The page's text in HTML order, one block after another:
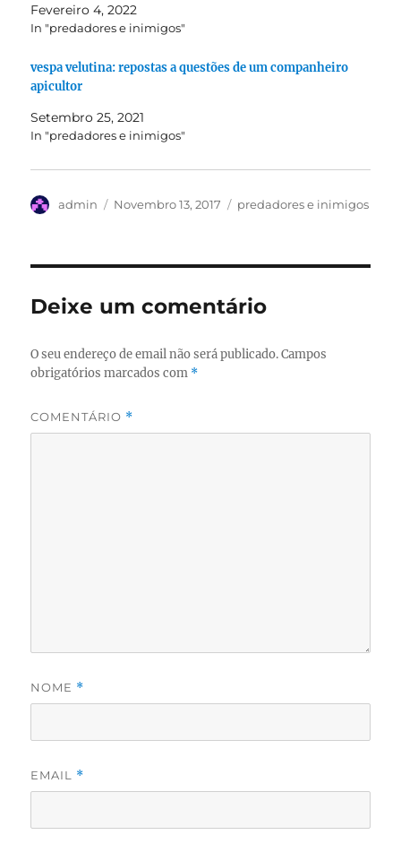
Fevereiro 4, 2022
In "predadores e inimigos"
vespa velutina: repostas a questões de um companheiro
apicultor
Setembro 25, 2021
In "predadores e inimigos"
Autor
admin
Publicado
Novembro 13, 2017 Categorias
predadores e inimigos
Deixe um comentário
O seu endereço de email não será publicado. Campos
obrigatórios marcados com *
COMENTÁRIO *
NOME *
EMAIL *